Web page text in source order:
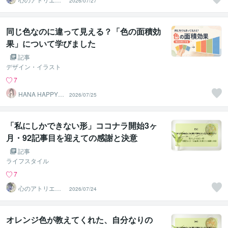
心象画家：卯月
螢～
同じ色なのに違って見える？「色の面積効
果」について学びました
記事
デザイン・イラスト
7
HANA HAPPY 8
2026/07/25
「私にしかできない形」ココナラ開始3ヶ
月・92記事目を迎えての感謝と決意
記事
ライフスタイル
7
心のアトリエ～
心象画家：卯月
螢～
2026/07/24
オレンジ色が教えてくれた、自分なりの